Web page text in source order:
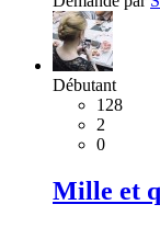
Débutant
128
2
0
Mille et